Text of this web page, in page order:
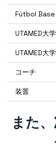
Fútbol Base
UTAMED大
UTAMED大
コーチ
装置
また